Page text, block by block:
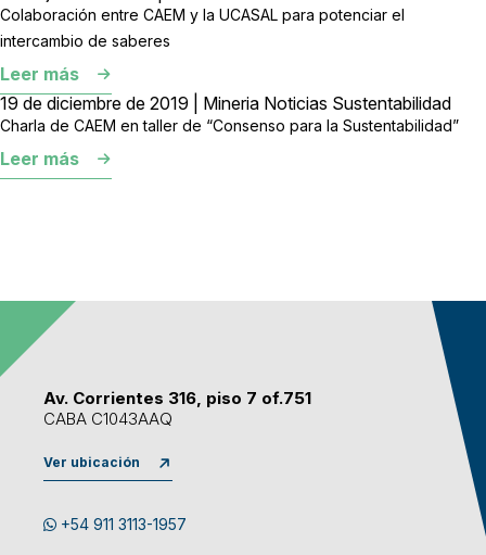
Colaboración entre CAEM y la UCASAL para potenciar el
intercambio de saberes
Leer más
19 de diciembre de 2019 | Mineria Noticias Sustentabilidad
Charla de CAEM en taller de “Consenso para la Sustentabilidad”
Leer más
Av. Corrientes 316, piso 7 of.751
CABA C1043AAQ
Ver ubicación
+54 911 3113-1957